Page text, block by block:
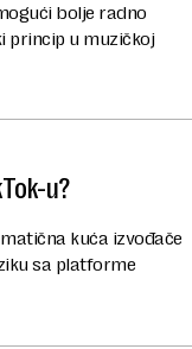
bolje radno
princip u muzičkoj
u?
kuća izvođače
sa platforme